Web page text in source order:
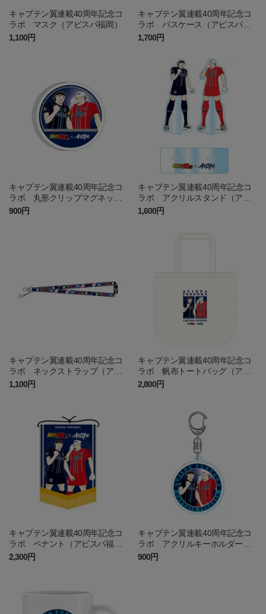
キャプテン翼連載40周年記念コ
ラボ マスク（アビスパ福岡）
1,100円
キャプテン翼連載40周年記念コ
ラボ パスケース（アビスパ福
岡）
1,700円
キャプテン翼連載40周年記念コ
ラボ 丸形クリップマグネット
（アビスパ福岡）
900円
キャプテン翼連載40周年記念コ
ラボ アクリルスタンド（アビ
スパ福岡）
1,600円
キャプテン翼連載40周年記念コ
ラボ ネックストラップ（アビ
スパ福岡）
1,100円
キャプテン翼連載40周年記念コ
ラボ 帆布トートバッグ（アビ
スパ福岡）
2,800円
キャプテン翼連載40周年記念コ
ラボ ペナント（アビスパ福
岡）
2,300円
キャプテン翼連載40周年記念コ
ラボ アクリルキーホルダー
（アビスパ福岡）
900円